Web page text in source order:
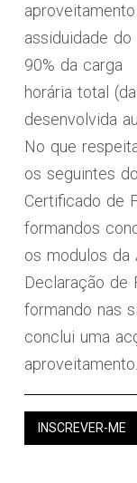
assiduidade
90% da carga
horária total
desenvolvida
No que
os seguintes
Certificado de
formandos
os modulos da
Declaração de
formando nas
conclui uma
aproveitamento.
INSCREVER-ME